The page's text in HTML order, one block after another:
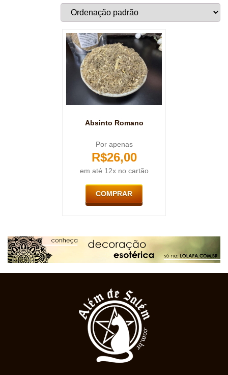
Absinto Romano
Por apenas
R$26,00
em até 12x no cartão
COMPRAR